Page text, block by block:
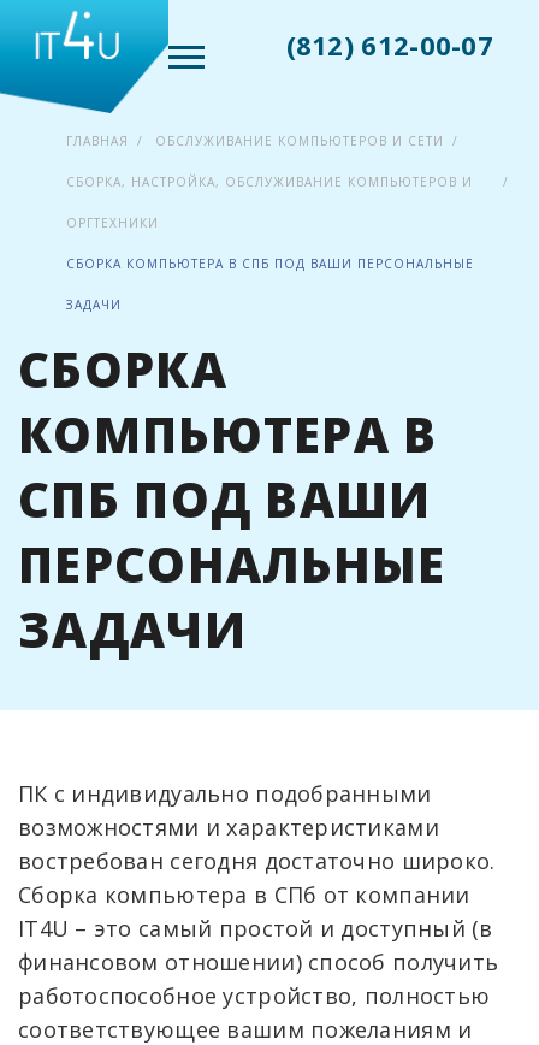
(812) 612-00-07
ГЛАВНАЯ ОБСЛУЖИВАНИЕ КОМПЬЮТЕРОВ И СЕТИ
СБОРКА, НАСТРОЙКА, ОБСЛУЖИВАНИЕ КОМПЬЮТЕРОВ И
ОРГТЕХНИКИ
СБОРКА КОМПЬЮТЕРА В СПБ ПОД ВАШИ ПЕРСОНАЛЬНЫЕ
ЗАДАЧИ
СБОРКА
КОМПЬЮТЕРА В
СПБ ПОД ВАШИ
ПЕРСОНАЛЬНЫЕ
ЗАДАЧИ
ПК с индивидуально подобранными
возможностями и характеристиками
востребован сегодня достаточно широко.
Сборка компьютера в СПб от компании
IT4U – это самый простой и доступный (в
финансовом отношении) способ получить
работоспособное устройство, полностью
соответствующее вашим пожеланиям и